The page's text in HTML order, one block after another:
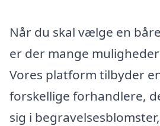
Når du skal vælge en
er der mange
Vores platform tilbyder
forskellige forhandlere,
sig i